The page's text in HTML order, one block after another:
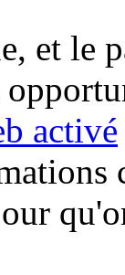
et le
activé